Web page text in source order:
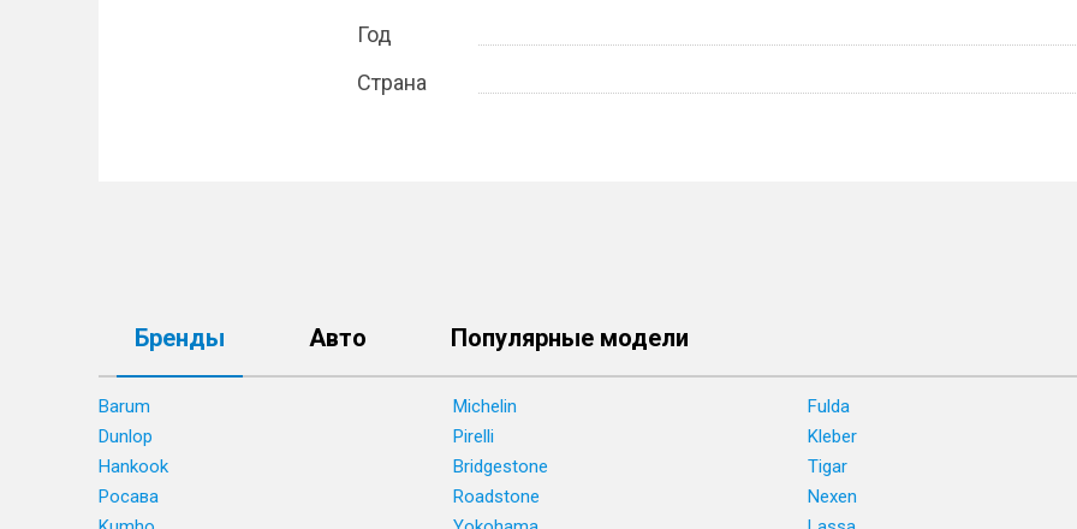
Год
Страна
Бренды Авто Популярные модели
Barum Michelin Fulda
Dunlop
Pirelli Kleber
Hankook
Bridgestone Tigar
Росава
Roadstone Nexen